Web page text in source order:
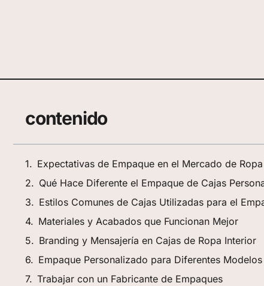
contenido
Expectativas de Empaque en el Mercado de
Qué Hace Diferente el Empaque de Cajas
Estilos Comunes de Cajas Utilizadas para el
Materiales y Acabados que Funcionan Mejor
Branding y Mensajería en Cajas de Ropa Interior
Empaque Personalizado para Diferentes
Trabajar con un Fabricante de Empaques